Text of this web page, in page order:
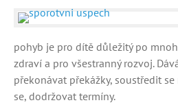
pohyb je pro dítě důležitý po
zdraví a pro všestranný rozvoj.
překonávat překážky, soustředit
se, dodržovat termíny.